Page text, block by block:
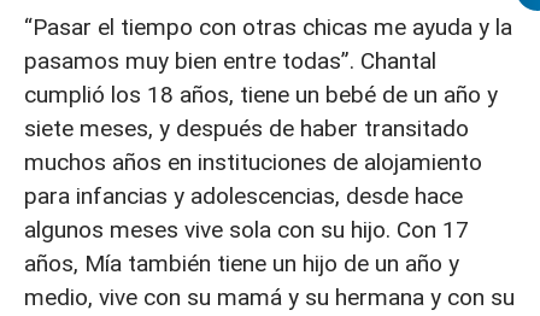
“Pasar el tiempo con otras chicas me ayuda y la
pasamos muy bien entre todas”. Chantal
cumplió los 18 años, tiene un bebé de un año y
siete meses, y después de haber transitado
muchos años en instituciones de alojamiento
para infancias y adolescencias, desde hace
algunos meses vive sola con su hijo. Con 17
años, Mía también tiene un hijo de un año y
medio, vive con su mamá y su hermana y con su